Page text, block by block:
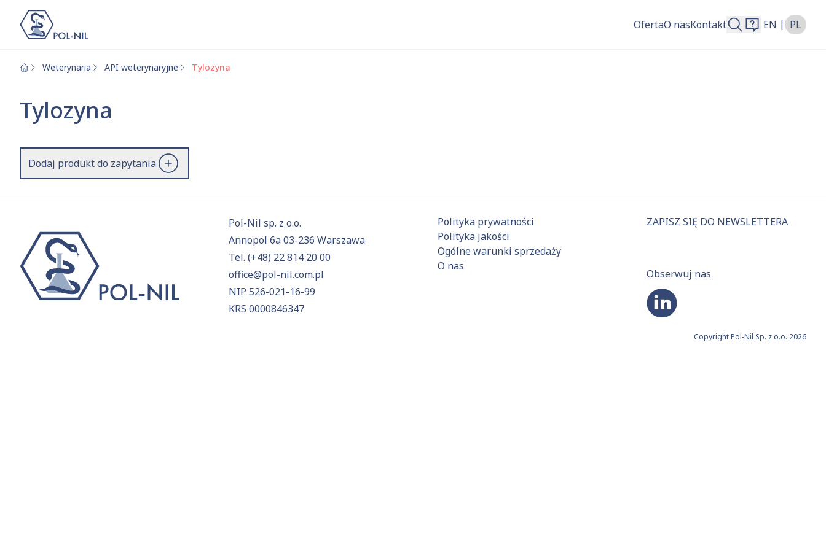
OfertaO nasKontakt EN | PL
Weterynaria API weterynaryjne Tylozyna
Tylozyna
Dodaj produkt do zapytania
Pol-Nil sp. z o.o.
Annopol 6a 03-236 Warszawa
Tel. (+48) 22 814 20 00
office@pol-nil.com.pl
NIP 526-021-16-99
KRS 0000846347
Polityka prywatności
Polityka jakości
Ogólne warunki sprzedaży
O nas
ZAPISZ SIĘ DO NEWSLETTERA
Obserwuj nas
Copyright Pol-Nil Sp. z o.o. 2026